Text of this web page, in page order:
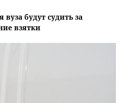
вуза будут судить за
взятки